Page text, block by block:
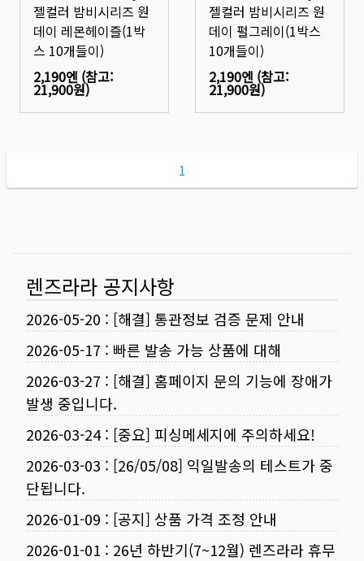
젤컬러 밤비시리즈 원
데이 레몬헤이즐(1박
스 10개들이)
2,190엔 (참고:
21,900원)
젤컬러 밤비시리즈 원
데이 펄그레이(1박스
10개들이)
2,190엔 (참고:
21,900원)
1
렌즈라라 공지사항
2026-05-20 : [해결] 통관정보 검증 문제 안내
2026-05-17 : 빠른 발송 가능 상품에 대해
2026-03-27 : [해결] 홈페이지 문의 기능에 장애가
발생 중입니다.
2026-03-24: [중요] 피싱메세지에 주의하세요!
2026-03-03 : [26/05/08] 익일발송의 테스트가 중
단됩니다.
2026-01-09 : [공지] 상품 가격 조정 안내
2026-01-01 : 26년 하반기(7~12월) 렌즈라라 휴무